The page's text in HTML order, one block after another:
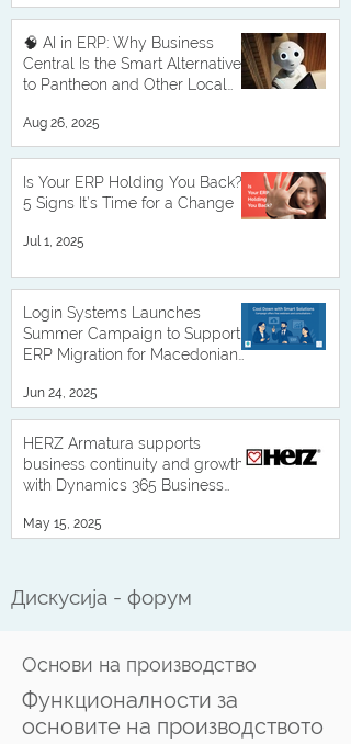
🧠 AI in ERP: Why Business
Central Is the Smart Alternative
to Pantheon and Other Local
Aug 26, 2025
Is Your ERP Holding You Back?
5 Signs It’s Time for a Change
Jul 1, 2025
Login Systems Launches
Summer Campaign to Support
ERP Migration for Macedonian
Jun 24, 2025
HERZ Armatura supports
business continuity and growth
with Dynamics 365 Business
May 15, 2025
Дискусија - форум
Основи на производство
Функционалности за
основите на производството